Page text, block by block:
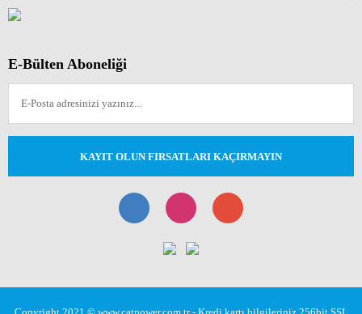
E-Bülten Aboneliği
KAYIT OLUN FIRSATLARI KAÇIRMAYIN
Copyright 2021 © www.catpower.com.tr - Kredi kartı bilgileriniz 256bit SSL